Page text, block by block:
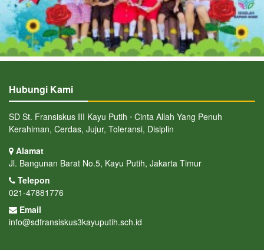
Hubungi Kami
SD St. Fransiskus III Kayu Putih ⋅ Cinta Allah Yang Penuh
Kerahiman, Cerdas, Jujur, Toleransi, Disiplin
Alamat
Jl. Bangunan Barat No.5, Kayu Putih, Jakarta Timur
Telepon
021-47881776
Email
info@sdfransiskus3kayuputih.sch.id